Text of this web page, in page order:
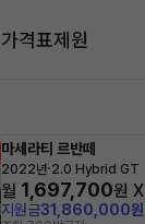
가격표제원
마세라티 르반떼
2022년·2.0 Hybrid GT
월 1,697,700원 X
지원금31,860,000원